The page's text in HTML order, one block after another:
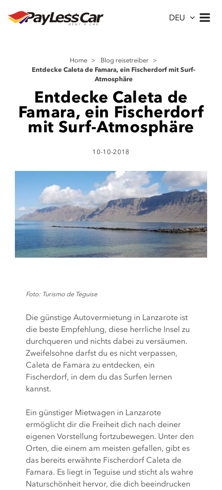
DEU
Home > Blog reisetreiber >
Entdecke Caleta de Famara, ein Fischerdorf mit Surf-
Atmosphäre
Entdecke Caleta de
Famara, ein Fischerdorf
mit Surf-Atmosphäre
10-10-2018
Foto: Turismo de Teguise
Die günstige Autovermietung in Lanzarote ist
die beste Empfehlung, diese herrliche Insel zu
durchqueren und nichts dabei zu versäumen.
Zweifelsohne darfst du es nicht verpassen,
Caleta de Famara zu entdecken, ein
Fischerdorf, in dem du das Surfen lernen
kannst.
Ein günstiger Mietwagen in Lanzarote
ermöglicht dir die Freiheit dich nach deiner
eigenen Vorstellung fortzubewegen. Unter den
Orten, die einem am meisten gefallen, gibt es
das bereits erwähnte Fischerdorf Caleta de
Famara. Es liegt in Teguise und sticht als wahre
Naturschönheit hervor, die dich beeindrucken